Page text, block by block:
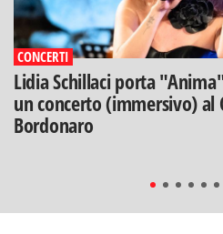
CONCERTI
Lidia Schillaci porta
un concerto (immersivo) al
Bordonaro